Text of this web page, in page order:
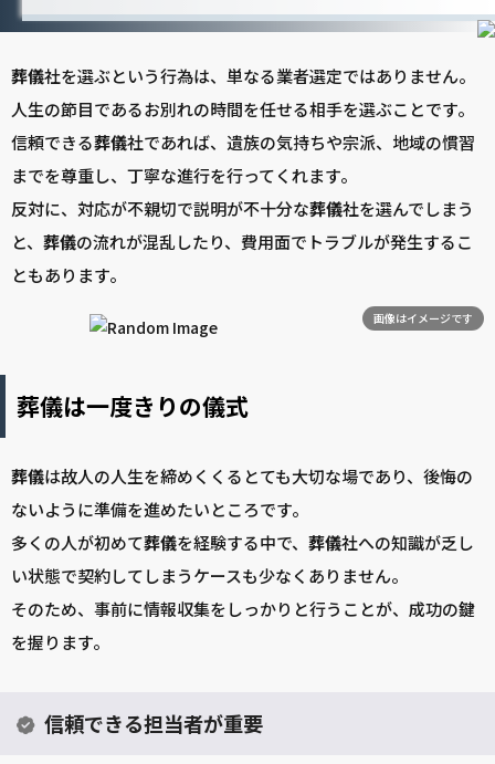
葬儀社を選ぶという行為は、単なる業者選定ではありません。
人生の節目であるお別れの時間を任せる相手を選ぶことです。
信頼できる葬儀社であれば、遺族の気持ちや宗派、地域の慣習
までを尊重し、丁寧な進行を行ってくれます。
反対に、対応が不親切で説明が不十分な葬儀社を選んでしまう
と、 葬儀の流れが混乱したり、費用面でトラブルが発生するこ
ともあります。
画像はイメージです
葬儀は一度きりの儀式
葬儀は故人の人生を締めくくるとても大切な場であり、後悔の
ないように準備を進めたいところです。
多くの人が初めて葬儀を経験する中で、 葬儀社への知識が乏し
い状態で契約してしまうケースも少なくありません。
そのため、事前に情報収集をしっかりと行うことが、成功の鍵
を握ります。
信頼できる担当者が重要